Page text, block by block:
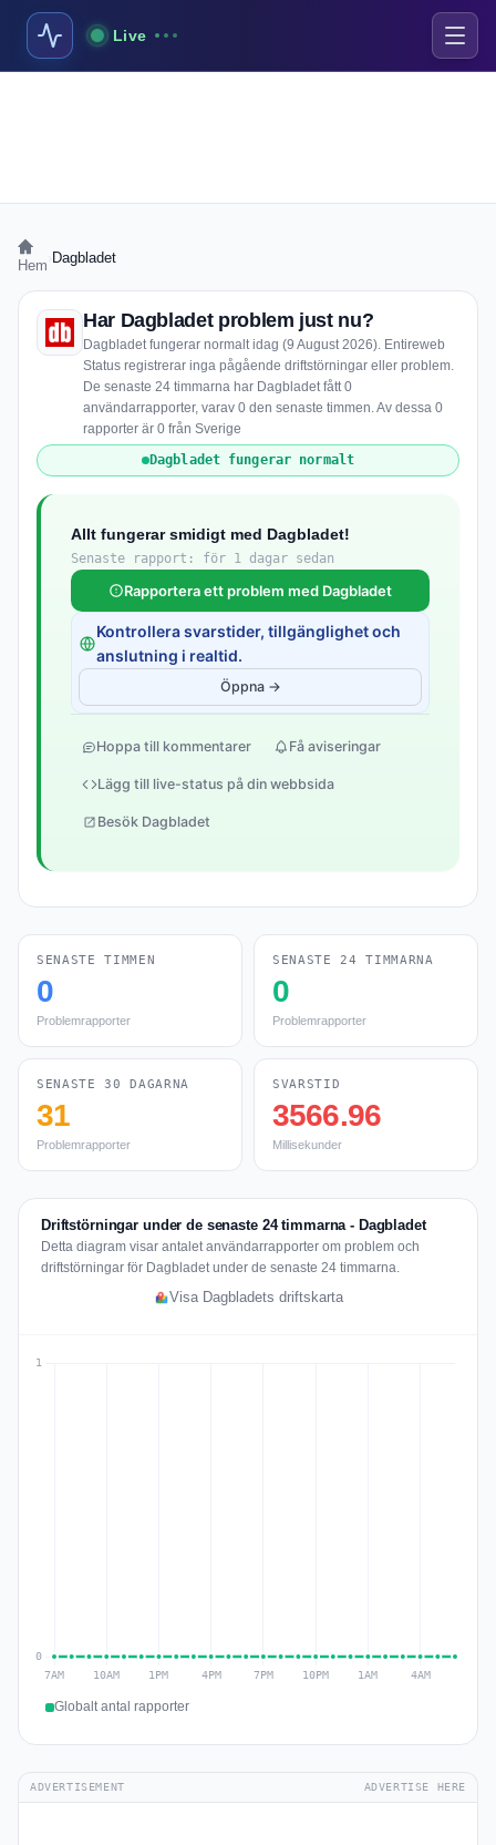
Live
Hem Dagbladet
Har Dagbladet problem just nu?
Dagbladet fungerar normalt idag (9 August 2026). Entireweb
Status registrerar inga pågående driftstörningar eller problem.
De senaste 24 timmarna har Dagbladet fått 0
användarrapporter, varav 0 den senaste timmen. Av dessa 0
rapporter är 0 från Sverige
Dagbladet fungerar normalt
Allt fungerar smidigt med Dagbladet!
Senaste rapport: för 1 dagar sedan
Rapportera ett problem med Dagbladet
Kontrollera svarstider, tillgänglighet och
anslutning i realtid.
Öppna →
Hoppa till kommentarer Få aviseringar
Lägg till live-status på din webbsida
Besök Dagbladet
SENASTE TIMMEN
0
Problemrapporter
SENASTE 24 TIMMARNA
0
Problemrapporter
SENASTE 30 DAGARNA
31
Problemrapporter
SVARSTID
3566.96
Millisekunder
Driftstörningar under de senaste 24 timmarna - Dagbladet
Detta diagram visar antalet användarrapporter om problem och
driftstörningar för Dagbladet under de senaste 24 timmarna.
Visa Dagbladets driftskarta
Globalt antal rapporter
ADVERTISEMENT ADVERTISE HERE